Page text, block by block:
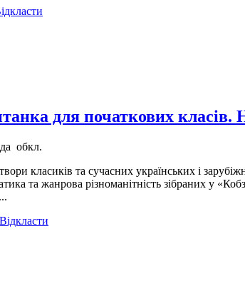
для початкових
обкл.
класиків та сучасних українських і
та жанрова різноманітність зібраних у
Відкласти